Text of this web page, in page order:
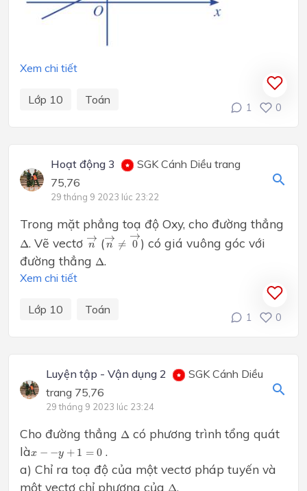
Xem chi tiết
Lớp 10 Toán
1 0
Hoạt động 3
SGK Cánh Diều trang
75,76
29 tháng 9 2023 lúc 23:22
Trong mặt phẳng toạ độ Oxy, cho đường thẳng
Δ
Δ. Vẽ vectơ →
n
n→ (→
n ≠
→
0
→ 0→
) có giá vuông góc với
đường thẳng Δ
Δ.
Xem chi tiết
Lớp 10 Toán
1 0
Luyện tập - Vận dụng 2
SGK Cánh Diều
trang 75,76
29 tháng 9 2023 lúc 23:24
Cho đường thẳng Δ
Δ có phương trình tổng quát
làx − −y + 1 = 0
x + = 0
.
a) Chỉ ra toạ độ của một vectơ pháp tuyến và
một vectơ chỉ phương của Δ
Δ.